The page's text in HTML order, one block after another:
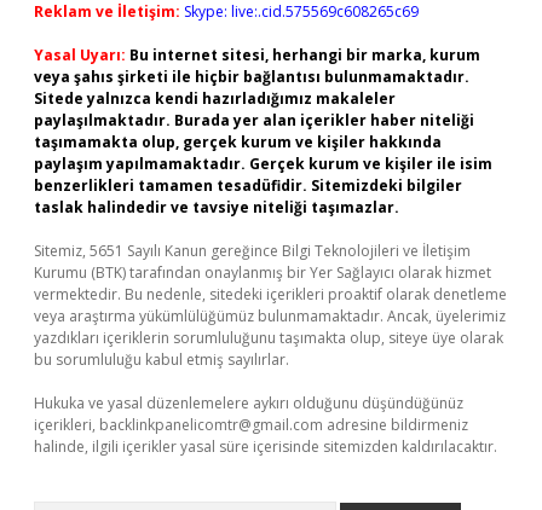
Reklam ve İletişim: Skype: live:.cid.575569c608265c69
Yasal Uyarı: Bu internet sitesi, herhangi bir marka, kurum
veya şahıs şirketi ile hiçbir bağlantısı bulunmamaktadır.
Sitede yalnızca kendi hazırladığımız makaleler
paylaşılmaktadır. Burada yer alan içerikler haber niteliği
taşımamakta olup, gerçek kurum ve kişiler hakkında
paylaşım yapılmamaktadır. Gerçek kurum ve kişiler ile isim
benzerlikleri tamamen tesadüfidir. Sitemizdeki bilgiler
taslak halindedir ve tavsiye niteliği taşımazlar.
Sitemiz, 5651 Sayılı Kanun gereğince Bilgi Teknolojileri ve İletişim
Kurumu (BTK) tarafından onaylanmış bir Yer Sağlayıcı olarak hizmet
vermektedir. Bu nedenle, sitedeki içerikleri proaktif olarak denetleme
veya araştırma yükümlülüğümüz bulunmamaktadır. Ancak, üyelerimiz
yazdıkları içeriklerin sorumluluğunu taşımakta olup, siteye üye olarak
bu sorumluluğu kabul etmiş sayılırlar.
Hukuka ve yasal düzenlemelere aykırı olduğunu düşündüğünüz
içerikleri, backlinkpanelicomtr@gmail.com adresine bildirmeniz
halinde, ilgili içerikler yasal süre içerisinde sitemizden kaldırılacaktır.